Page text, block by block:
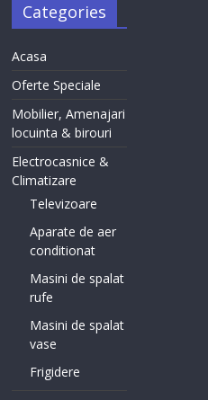
Categories
Acasa
Oferte Speciale
Mobilier, Amenajari
locuinta & birouri
Electrocasnice &
Climatizare
Televizoare
Aparate de aer
conditionat
Masini de spalat
rufe
Masini de spalat
vase
Frigidere